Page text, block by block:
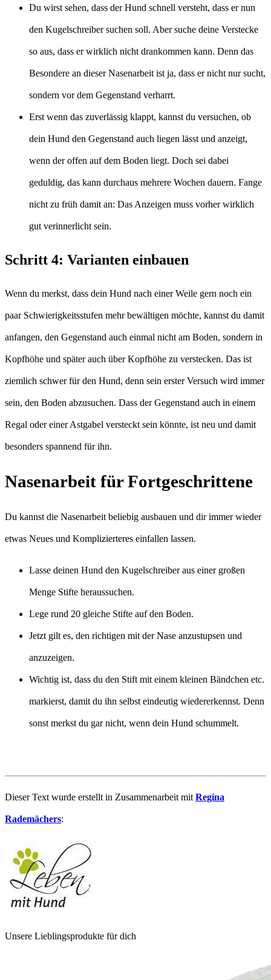
Du wirst sehen, dass der Hund schnell versteht, dass er nun
den Kugelschreiber suchen soll. Aber suche deine Verstecke
so aus, dass er wirklich nicht drankommen kann. Denn das
Besondere an dieser Nasenarbeit ist ja, dass er nicht nur sucht,
sondern vor dem Gegenstand verharrt.
Erst wenn das zuverlässig klappt, kannst du versuchen, ob
dein Hund den Gegenstand auch liegen lässt und anzeigt,
wenn der offen auf dem Boden liegt. Doch sei dabei
geduldig, das kann durchaus mehrere Wochen dauern. Fange
nicht zu früh damit an: Das Anzeigen muss vorher wirklich
gut verinnerlicht sein.
Schritt 4: Varianten einbauen
Wenn du merkst, dass dein Hund nach einer Weile gern noch ein
paar Schwierigkeitsstufen mehr bewältigen möchte, kannst du damit
anfangen, den Gegenstand auch einmal nicht am Boden, sondern in
Kopfhöhe und später auch über Kopfhöhe zu verstecken. Das ist
ziemlich schwer für den Hund, denn sein erster Versuch wird immer
sein, den Boden abzusuchen. Dass der Gegenstand auch in einem
Regal oder einer Astgabel versteckt sein könnte, ist neu und damit
besonders spannend für ihn.
Nasenarbeit für Fortgeschrittene
Du kannst die Nasenarbeit beliebig ausbauen und dir immer wieder
etwas Neues und Komplizierteres einfallen lassen.
Lasse deinen Hund den Kugelschreiber aus einer großen
Menge Stifte heraussuchen.
Lege rund 20 gleiche Stifte auf den Boden.
Jetzt gilt es, den richtigen mit der Nase anzustupsen und
anzuzeigen.
Wichtig ist, dass du den Stift mit einem kleinen Bändchen etc.
markierst, damit du ihn selbst eindeutig wiedererkennst. Denn
sonst merkst du gar nicht, wenn dein Hund schummelt.
Dieser Text wurde erstellt in Zusammenarbeit mit Regina
Rademächers:
Unsere Lieblingsprodukte für dich